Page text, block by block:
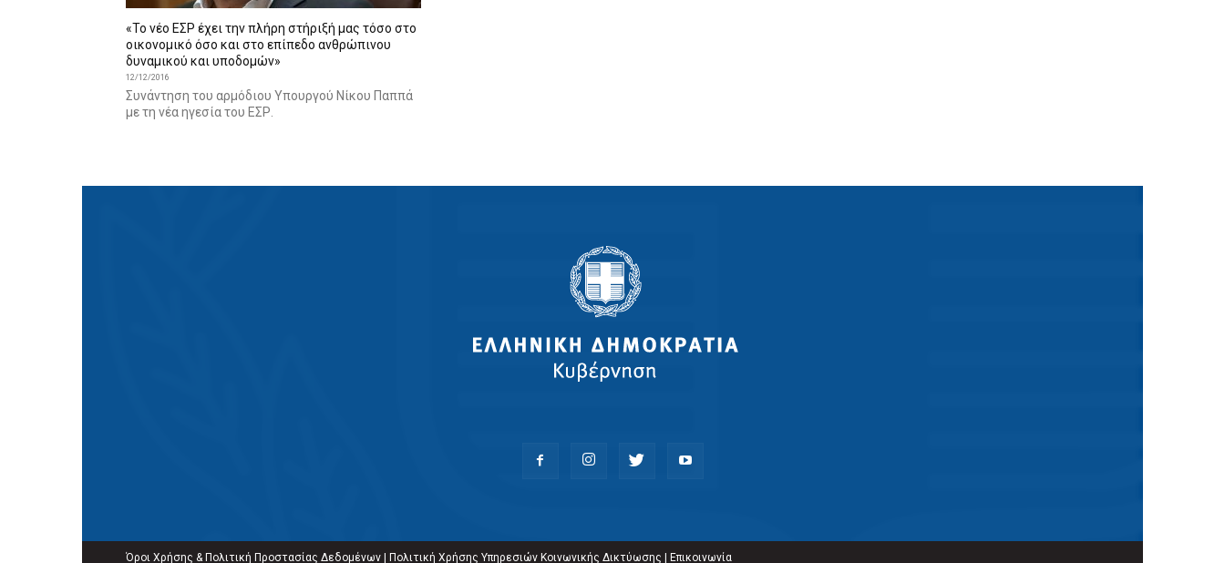
«Το νέο ΕΣΡ έχει την πλήρη στήριξή μας τόσο στο
οικονομικό όσο και στο επίπεδο ανθρώπινου
δυναμικού και υποδομών»
12/12/2016
Συνάντηση του αρμόδιου Υπουργού Νίκου Παππά
με τη νέα ηγεσία του ΕΣΡ.
Όροι Χρήσης & Πολιτική Προστασίας Δεδομένων Πολιτική Χρήσης Υπηρεσιών Κοινωνικής Δικτύωσης Επικοινωνία